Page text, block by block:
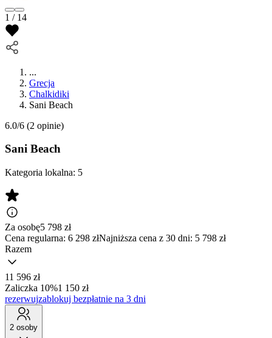
1 / 14
...
Grecja
Chalkidiki
Sani Beach
6.0/6 (2 opinie)
Sani Beach
Kategoria lokalna: 5
Za osobę5 798 zł
Cena regularna: 6 298 złNajniższa cena z 30 dni: 5 798 zł
Razem
11 596 zł
Zaliczka 10%1 150 zł
rezerwujzablokuj bezpłatnie na 3 dni
2 osoby